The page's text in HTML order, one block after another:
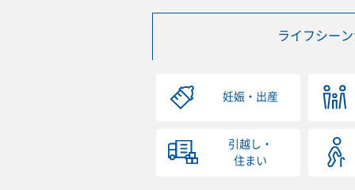
ライフシー
妊娠・出産
引越し・
住まい